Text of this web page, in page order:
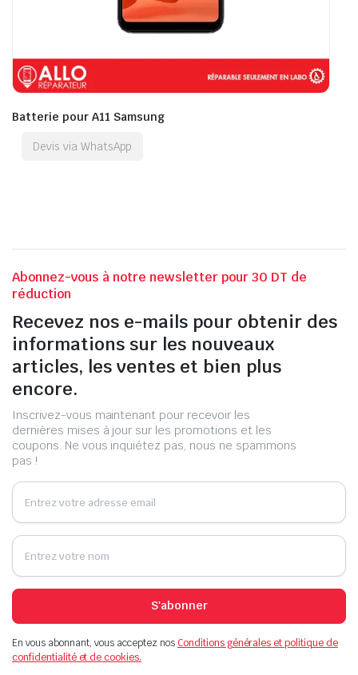
Batterie pour A11 Samsung
Devis via WhatsApp
Abonnez-vous à notre newsletter pour 30 DT de
réduction
Recevez nos e-mails pour obtenir des
informations sur les nouveaux
articles, les ventes et bien plus
encore.
Inscrivez-vous maintenant pour recevoir les
dernières mises à jour sur les promotions et les
coupons. Ne vous inquiétez pas, nous ne spammons
pas !
S'abonner
En vous abonnant, vous acceptez nosConditions générales et politique de
confidentialité et de cookies.